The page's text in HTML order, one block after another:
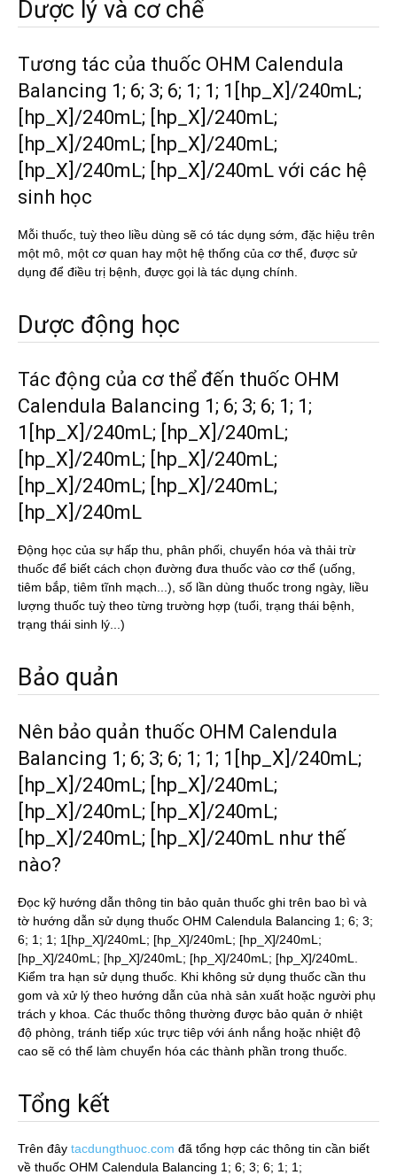
Dược lý và cơ chế
Tương tác của thuốc OHM Calendula
Balancing 1; 6; 3; 6; 1; 1; 1[hp_X]/240mL;
[hp_X]/240mL; [hp_X]/240mL;
[hp_X]/240mL; [hp_X]/240mL;
[hp_X]/240mL; [hp_X]/240mL với các hệ
sinh học
Mỗi thuốc, tuỳ theo liều dùng sẽ có tác dụng sớm, đặc hiệu trên
một mô, một cơ quan hay một hệ thống của cơ thể, được sử
dụng để điều trị bệnh, được gọi là tác dụng chính.
Dược động học
Tác động của cơ thể đến thuốc OHM
Calendula Balancing 1; 6; 3; 6; 1; 1;
1[hp_X]/240mL; [hp_X]/240mL;
[hp_X]/240mL; [hp_X]/240mL;
[hp_X]/240mL; [hp_X]/240mL;
[hp_X]/240mL
Động học của sự hấp thu, phân phối, chuyển hóa và thải trừ
thuốc để biết cách chọn đường đưa thuốc vào cơ thể (uống,
tiêm bắp, tiêm tĩnh mạch...), số lần dùng thuốc trong ngày, liều
lượng thuốc tuỳ theo từng trường hợp (tuổi, trạng thái bệnh,
trạng thái sinh lý...)
Bảo quản
Nên bảo quản thuốc OHM Calendula
Balancing 1; 6; 3; 6; 1; 1; 1[hp_X]/240mL;
[hp_X]/240mL; [hp_X]/240mL;
[hp_X]/240mL; [hp_X]/240mL;
[hp_X]/240mL; [hp_X]/240mL như thế
nào?
Đọc kỹ hướng dẫn thông tin bảo quản thuốc ghi trên bao bì và
tờ hướng dẫn sử dụng thuốc OHM Calendula Balancing 1; 6; 3;
6; 1; 1; 1[hp_X]/240mL; [hp_X]/240mL; [hp_X]/240mL;
[hp_X]/240mL; [hp_X]/240mL; [hp_X]/240mL; [hp_X]/240mL.
Kiểm tra hạn sử dụng thuốc. Khi không sử dụng thuốc cần thu
gom và xử lý theo hướng dẫn của nhà sản xuất hoặc người phụ
trách y khoa. Các thuốc thông thường được bảo quản ở nhiệt
độ phòng, tránh tiếp xúc trực tiêp với ánh nắng hoặc nhiệt độ
cao sẽ có thể làm chuyển hóa các thành phần trong thuốc.
Tổng kết
Trên đây tacdungthuoc.com đã tổng hợp các thông tin cần biết
về thuốc OHM Calendula Balancing 1; 6; 3; 6; 1; 1;